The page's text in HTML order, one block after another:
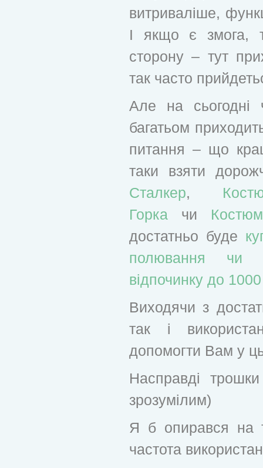
витриваліше,
І якщо є змога,
сторону – тут
так часто
Але на сьогодні
багатьом
питання – що
таки взяти
Сталкер,
Горка чи
достатньо буде
полювання чи
відпочинку до
Виходячи з
так і
допомогти Вам у
Насправді
зрозумілим)
Я б опирався на
частота